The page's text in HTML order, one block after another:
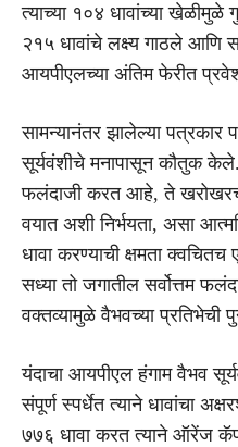
त्याच्या १०४ धावांच्या
२१५ धावांचे लक्ष्य गाठले आणि
आयपीएलच्या अंतिम फेरीत
सामन्यानंतर झालेल्या
सूर्यवंशीचे मनापासून कौतुक केले.
फलंदाजी करत आहे, ते
वयात अशी निर्भयता, असा
धावा करण्याची क्षमता
सध्या तो जगातील सर्वोत्तम
वक्तव्यामुळे वैभवच्या प्रतिभेची
यंदाचा आयपीएल हंगाम वैभव
संपूर्ण स्पर्धेत त्याने धावांचा
७७६ धावा करत त्याने ऑरेंज